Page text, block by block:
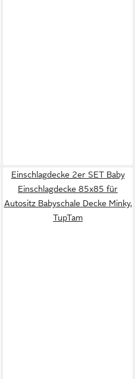
Einschlagdecke 2er SET Baby
Einschlagdecke 85x85 für
Autositz Babyschale Decke Minky,
TupTam